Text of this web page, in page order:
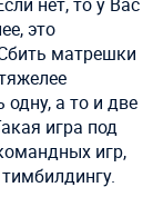
это
матрешки
а то и две
игра под
игр,